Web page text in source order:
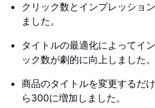
クリック数とインプレッショ
ました。
タイトルの最適化によってイ
ック数が劇的に向上しました。
商品のタイトルを変更するだ
ら300に増加しました。